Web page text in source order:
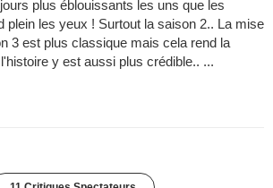
plus éblouissants les uns que les
plein les yeux ! Surtout la saison 2.. La mise
3 est plus classique mais cela rend la
y est aussi plus crédible.. ...